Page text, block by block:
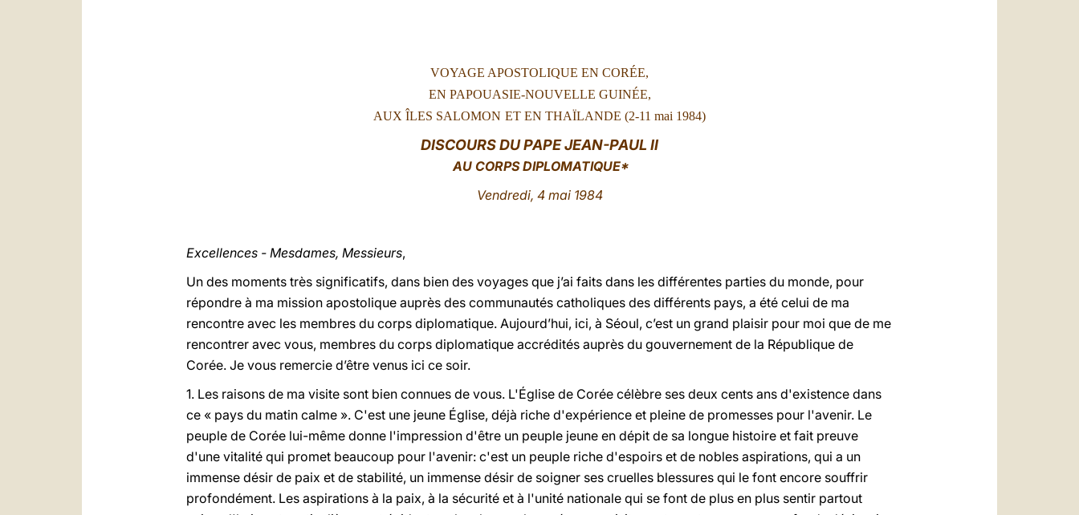
VOYAGE APOSTOLIQUE EN CORÉE,
EN PAPOUASIE-NOUVELLE GUINÉE,
AUX ÎLES SALOMON ET EN THAÏLANDE (2-11 mai 1984)
DISCOURS DU PAPE JEAN-PAUL II
AU CORPS DIPLOMATIQUE*
Vendredi, 4 mai 1984
Excellences - Mesdames, Messieurs,
Un des moments très significatifs, dans bien des voyages que j’ai faits dans les différentes parties du monde, pour
répondre à ma mission apostolique auprès des communautés catholiques des différents pays, a été celui de ma
rencontre avec les membres du corps diplomatique. Aujourd’hui, ici, à Séoul, c’est un grand plaisir pour moi que de me
rencontrer avec vous, membres du corps diplomatique accrédités auprès du gouvernement de la République de
Corée. Je vous remercie d’être venus ici ce soir.
1. Les raisons de ma visite sont bien connues de vous. L'Église de Corée célèbre ses deux cents ans d'existence dans
ce « pays du matin calme ». C'est une jeune Église, déjà riche d'expérience et pleine de promesses pour l'avenir. Le
peuple de Corée lui-même donne l'impression d'être un peuple jeune en dépit de sa longue histoire et fait preuve
d'une vitalité qui promet beaucoup pour l'avenir: c'est un peuple riche d'espoirs et de nobles aspirations, qui a un
immense désir de paix et de stabilité, un immense désir de soigner ses cruelles blessures qui le font encore souffrir
profondément. Les aspirations à la paix, à la sécurité et à l'unité nationale qui se font de plus en plus sentir partout